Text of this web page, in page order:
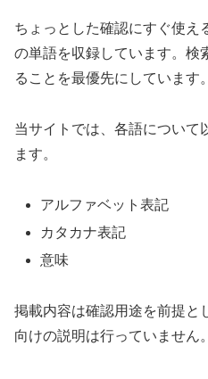
ちょっとした確認にすぐ使え
の単語を収録しています。検
ることを最優先にしています。
当サイトでは、各語について
ます。
アルファベット表記
カタカナ表記
意味
掲載内容は確認用途を前提と
向けの説明は行っていません。